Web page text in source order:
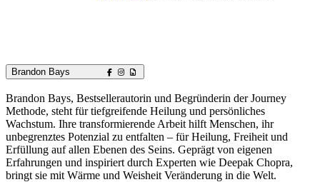
Brandon Bays
Brandon Bays, Bestsellerautorin und Begründerin der Journey
Methode, steht für tiefgreifende Heilung und persönliches
Wachstum. Ihre transformierende Arbeit hilft Menschen, ihr
unbegrenztes Potenzial zu entfalten – für Heilung, Freiheit und
Erfüllung auf allen Ebenen des Seins. Geprägt von eigenen
Erfahrungen und inspiriert durch Experten wie Deepak Chopra,
bringt sie mit Wärme und Weisheit Veränderung in die Welt.